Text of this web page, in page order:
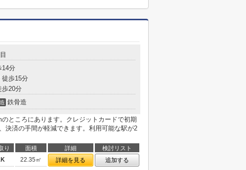
14分
徒歩15分
歩20分
鉄骨造
ところにあります。クレジットカードで初期
決済の手間が軽減できます。利用可能な駅が2
り 面積 詳細
検討リスト
22.35㎡ 詳細を見る 追加する